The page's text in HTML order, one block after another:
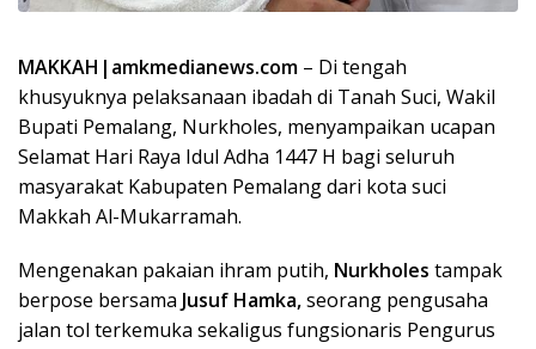
MAKKAH|amkmedianews.com – Di tengah
khusyuknya pelaksanaan ibadah di Tanah Suci, Wakil
Bupati Pemalang, Nurkholes, menyampaikan ucapan
Selamat Hari Raya Idul Adha 1447 H bagi seluruh
masyarakat Kabupaten Pemalang dari kota suci
Makkah Al-Mukarramah.
Mengenakan pakaian ihram putih, Nurkholes tampak
berpose bersama Jusuf Hamka,seorang pengusaha
jalan tol terkemuka sekaligus fungsionaris Pengurus